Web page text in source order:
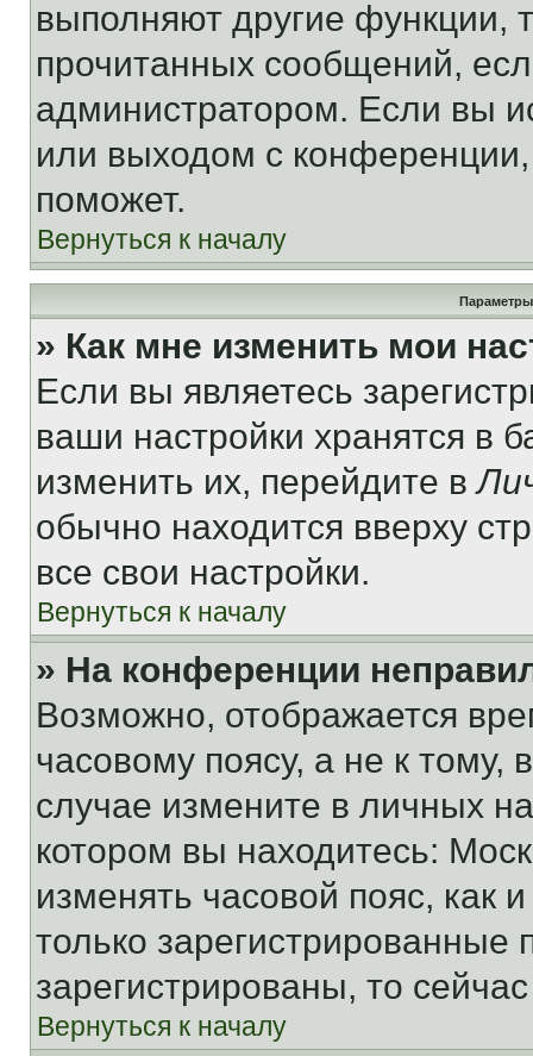
выполняют другие функции,
прочитанных сообщений,
администратором. Если вы
или выходом с
поможет.
Вернуться к началу
Параметры
» Как мне изменить мои
Если вы являетесь
ваши настройки хранятся в
изменить их, перейдите в
обычно находится вверху
все свои настройки.
Вернуться к началу
» На конференции
Возможно, отображается
часовому поясу, а не к тому,
случае измените в личных
котором вы находитесь:
изменять часовой пояс, как
только
зарегистрированы, то
Вернуться к началу